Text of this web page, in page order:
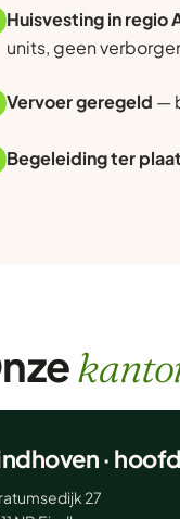
Huisvesting in regio
units, geen
Vervoer geregeld —
Begeleiding ter
·
27